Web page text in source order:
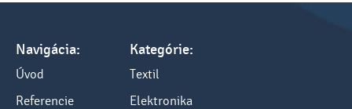
Navigácia:
Úvod
Referencie
Kategórie:
Textil
Elektronika